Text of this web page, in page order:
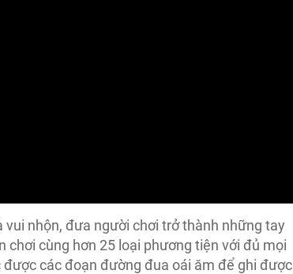
nhộn, đưa người chơi trở thành những tay
chơi cùng hơn 25 loại phương tiện với đủ mọi
các đoạn đường đua oái ăm để ghi được